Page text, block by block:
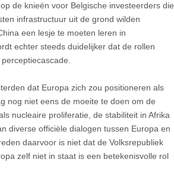
de knieën voor Belgische investeerders die
infrastructuur uit de grond wilden
een lesje te moeten leren in
echter steeds duidelijker dat de rollen
dat Europa zich zou positioneren als
nog niet eens de moeite te doen om de
nucleaire proliferatie, de stabiliteit in Afrika
diverse officiële dialogen tussen Europa en
daarvoor is niet dat de Volksrepubliek
zelf niet in staat is een betekenisvolle rol